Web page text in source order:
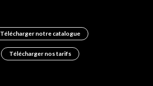
Télécharger notre catalogue
Télécharger nos tarifs